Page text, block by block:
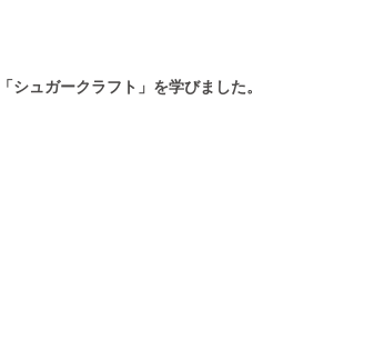
ュガークラフト」を学びました。